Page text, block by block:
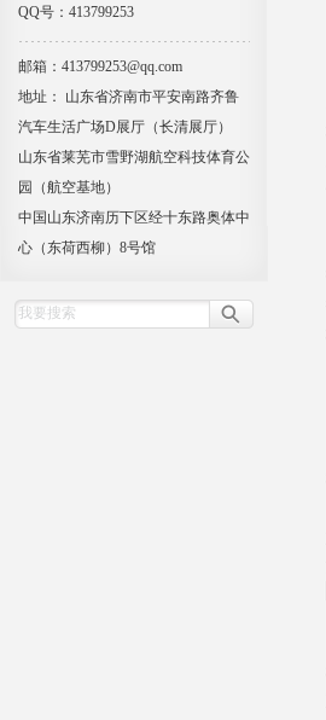
QQ号：413799253
邮箱：413799253@qq.com
地址： 山东省济南市平安南路齐鲁
汽车生活广场D展厅（长清展厅）
山东省莱芜市雪野湖航空科技体育公
园（航空基地）
中国山东济南历下区经十东路奥体中
心（东荷西柳）8号馆